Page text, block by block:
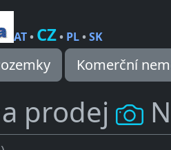
AT• CZ• PL•SK
Komerční
prodej